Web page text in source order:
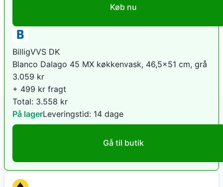
Køb nu
BilligVVS DK
Blanco Dalago 45 MX køkkenvask, 46,5x51 cm, grå
3.059 kr
+ 499 kr fragt
Total: 3.558 kr
På lagerLeveringstid: 14 dage
Gå til butik